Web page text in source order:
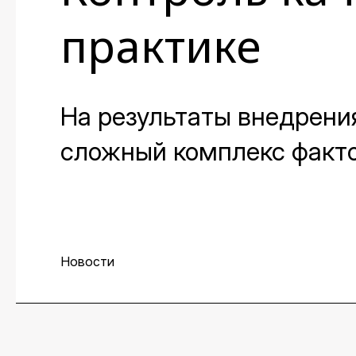
практике
На результаты
сложный комплекс
директора центра
Новости